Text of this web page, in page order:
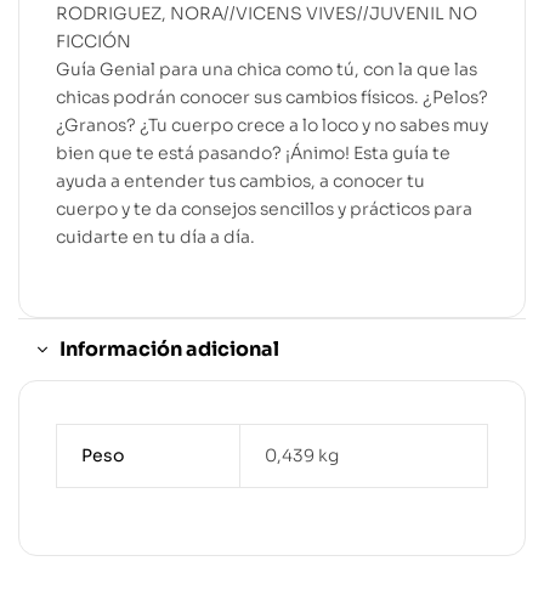
RODRIGUEZ, NORA//VICENS VIVES//JUVENIL NO
FICCIÓN
Guía Genial para una chica como tú, con la que las
chicas podrán conocer sus cambios físicos. ¿Pelos?
¿Granos? ¿Tu cuerpo crece a lo loco y no sabes muy
bien que te está pasando? ¡Ánimo! Esta guía te
ayuda a entender tus cambios, a conocer tu
cuerpo y te da consejos sencillos y prácticos para
cuidarte en tu día a día.
Información adicional
Peso 0,439 kg